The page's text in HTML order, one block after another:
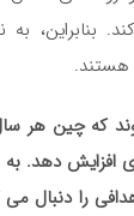
بنابراین،
هستند.
که چین هر
افزایش دهد.
را دنبال می